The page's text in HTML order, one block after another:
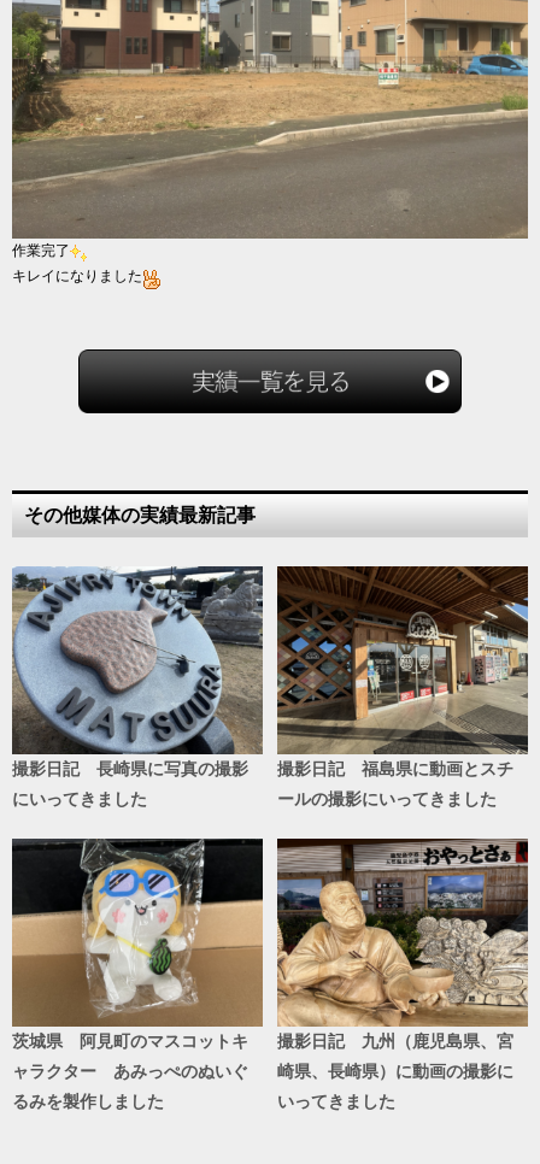
作業完了
キレイになりました
その他媒体の実績最新記事
撮影日記 長崎県に写真の撮影
にいってきました
撮影日記 福島県に動画とスチ
ールの撮影にいってきました
茨城県 阿見町のマスコットキ
ャラクター あみっぺのぬいぐ
るみを製作しました
撮影日記 九州（鹿児島県、宮
崎県、長崎県）に動画の撮影に
いってきました